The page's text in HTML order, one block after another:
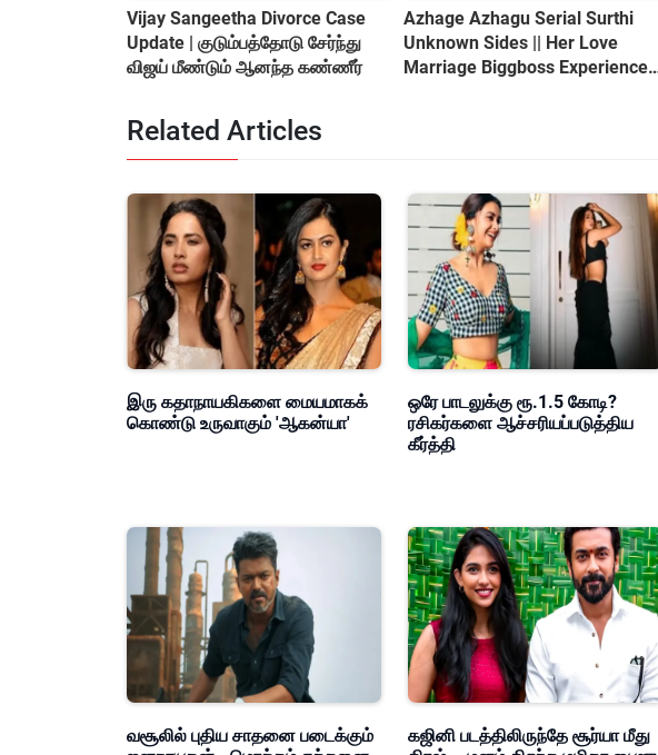
Vijay Sangeetha Divorce Case
Update | குடும்பத்தோடு சேர்ந்து
விஜய் மீண்டும் ஆனந்த கண்ணீர்
Azhage Azhagu Serial Surthi
Unknown Sides || Her Love
Marriage Biggboss Experience
Related Articles
இரு கதாநாயகிகளை மையமாகக்
கொண்டு உருவாகும் 'ஆகன்யா'
ஒரே பாடலுக்கு ரூ.1.5 கோடி?
ரசிகர்களை ஆச்சரியப்படுத்திய
கீர்த்தி
வசூலில் புதிய சாதனை படைக்கும்
கஜினி படத்திலிருந்தே சூர்யா மீது